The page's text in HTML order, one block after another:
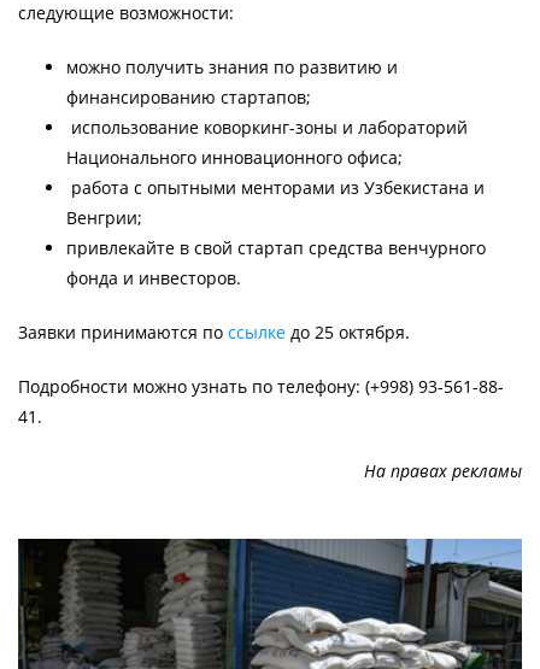
следующие возможности:
можно получить знания по развитию и
финансированию стартапов;
использование коворкинг-зоны и лабораторий
Национального инновационного офиса;
работа с опытными менторами из Узбекистана и
Венгрии;
привлекайте в свой стартап средства венчурного
фонда и инвесторов.
Заявки принимаются по ссылке до 25 октября.
Подробности можно узнать по телефону: (+998) 93-561-88-
41.
На правах рекламы